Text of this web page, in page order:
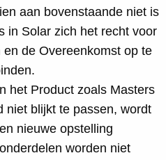
aan bovenstaande niet is
in Solar zich het recht voor
de Overeenkomst op te
het Product zoals Masters
niet blijkt te passen, wordt
nieuwe opstelling
worden niet